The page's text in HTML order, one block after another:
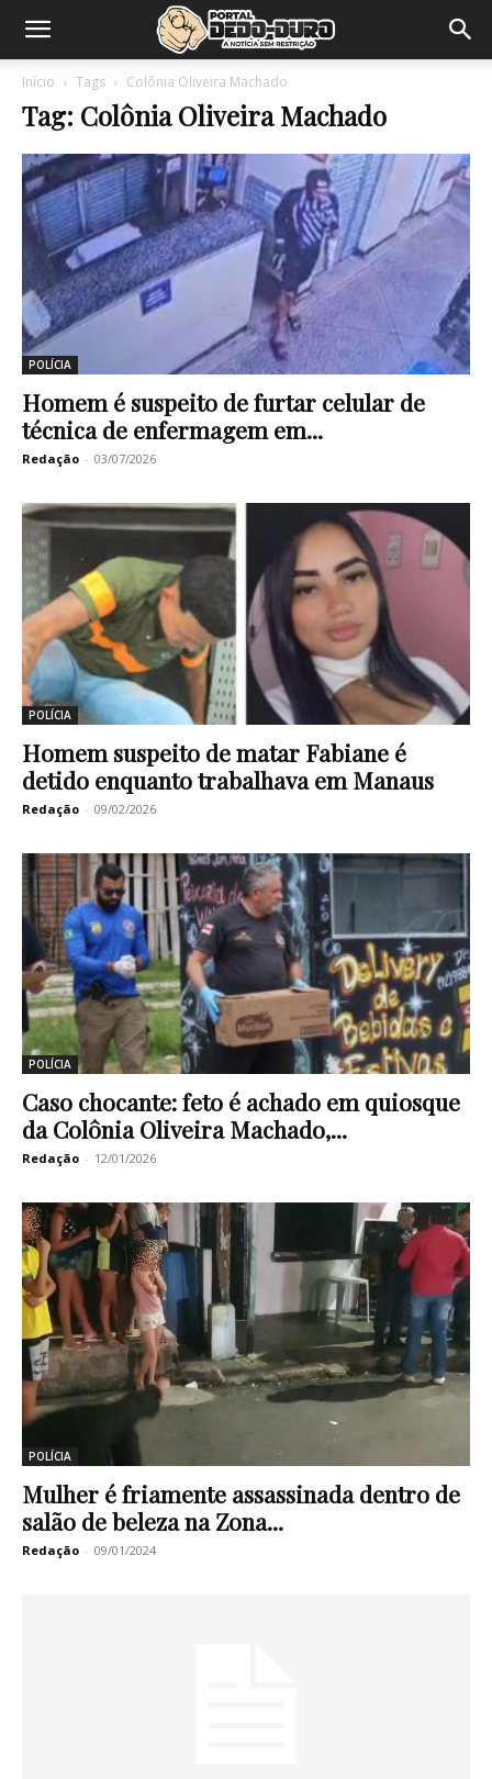
Início Tags Colônia Oliveira Machado
Tag: Colônia Oliveira Machado
POLÍCIA
Homem é suspeito de furtar celular de
técnica de enfermagem em...
Redação - 03/07/2026
POLÍCIA
Homem suspeito de matar Fabiane é
detido enquanto trabalhava em Manaus
Redação - 09/02/2026
POLÍCIA
Caso chocante: feto é achado em quiosque
da Colônia Oliveira Machado,...
Redação - 12/01/2026
POLÍCIA
Mulher é friamente assassinada dentro de
salão de beleza na Zona...
Redação - 09/01/2024